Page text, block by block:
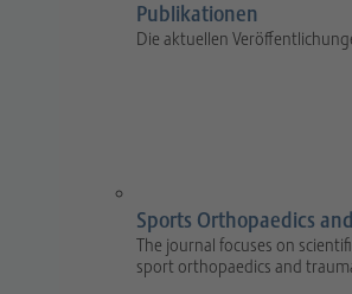
Publikationen
Die aktuellen
Sports Orthopaedics
The journal focuses on
sport orthopaedics and